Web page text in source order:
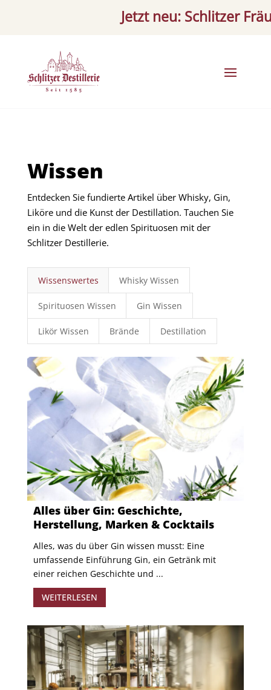
Jetzt neu: Schlitzer
Wissen
Entdecken Sie fundierte Artikel über Whisky, Gin,
Liköre und die Kunst der Destillation. Tauchen Sie
ein in die Welt der edlen Spirituosen mit der
Schlitzer Destillerie.
Wissenswertes Whisky Wissen
Spirituosen Wissen Gin Wissen
Likör Wissen Brände Destillation
Alles über Gin: Geschichte,
Herstellung, Marken & Cocktails
Alles, was du über Gin wissen musst: Eine
umfassende Einführung Gin, ein Getränk mit
einer reichen Geschichte und ...
WEITERLESEN